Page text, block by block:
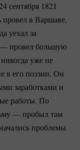
сентября 1821
провел в Варшаве,
уехал за
провел большую
уже не
в его поэзии. Он
заработками и
работы. По
— пробыл там
проблемы